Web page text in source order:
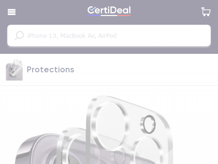
Protections